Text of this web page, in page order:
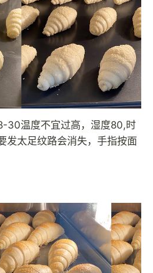
30温度不宜过高，湿度80,时
发太足纹路会消失，手指按面